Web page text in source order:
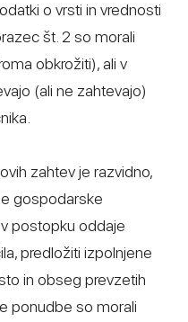
o vrsti in vrednosti
št. 2 so morali
obkrožiti), ali v
(ali ne zahtevajo)
zahtev je razvidno,
gospodarske
postopku oddaje
predložiti izpolnjene
in obseg prevzetih
ponudbe so morali